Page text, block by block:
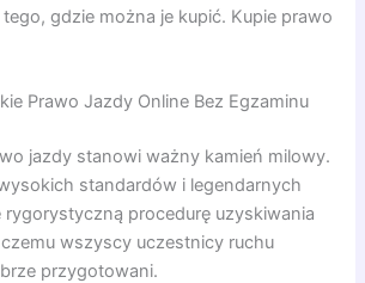
gdzie można je kupić. Kupie prawo
Prawo Jazdy Online Bez Egzaminu
jazdy stanowi ważny kamień milowy.
standardów i legendarnych
procedurę uzyskiwania
wszyscy uczestnicy ruchu
przygotowani.